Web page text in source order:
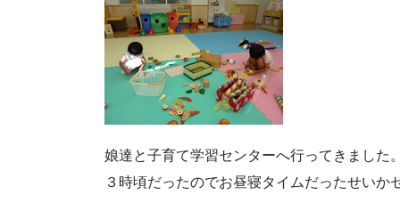
娘達と子育て学習センターへ行ってきました。
３時頃だったのでお昼寝タイムだったせいか